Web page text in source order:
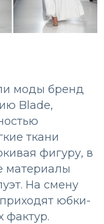
моды бренд
Blade,
ткани
фигуру, в
материалы
На смену
юбки-
фактур.